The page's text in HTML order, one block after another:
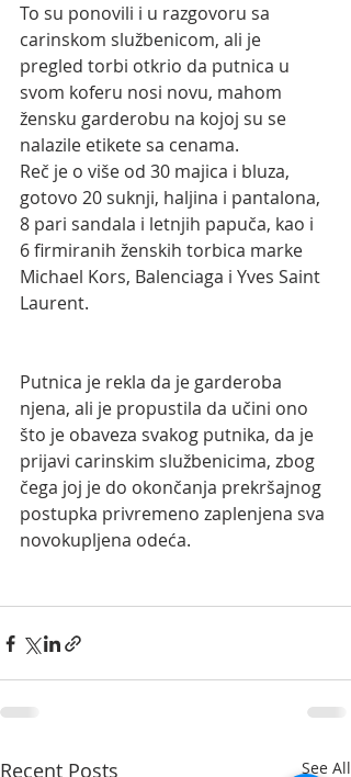
To su ponovili i u razgovoru sa
carinskom službenicom, ali je
pregled torbi otkrio da putnica u
svom koferu nosi novu, mahom
žensku garderobu na kojoj su se
nalazile etikete sa cenama.
Reč je o više od 30 majica i bluza,
gotovo 20 suknji, haljina i pantalona,
8 pari sandala i letnjih papuča, kao i
6 firmiranih ženskih torbica marke
Michael Kors, Balenciaga i Yves Saint
Laurent.
Putnica je rekla da je garderoba
njena, ali je propustila da učini ono
što je obaveza svakog putnika, da je
prijavi carinskim službenicima, zbog
čega joj je do okončanja prekršajnog
postupka privremeno zaplenjena sva
novokupljena odeća.
Recent Posts See All